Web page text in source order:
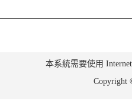
本系統需要使用
Copyright